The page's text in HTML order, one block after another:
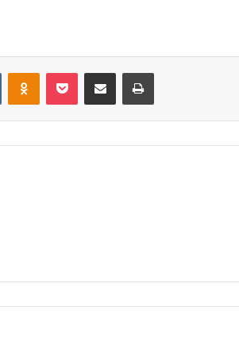
VKontakteOdnoklassniki
Pocket Compartir por correo electrónicoImprimir